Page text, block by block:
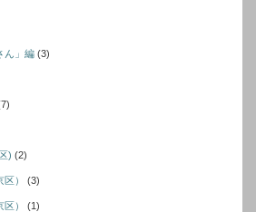
ん」編 (3)
) (2)
） (3)
） (1)